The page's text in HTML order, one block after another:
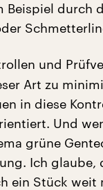
Beispiel durch
und
Art zu
in diese
Und
grüne
Ich glaube,
ein Stück